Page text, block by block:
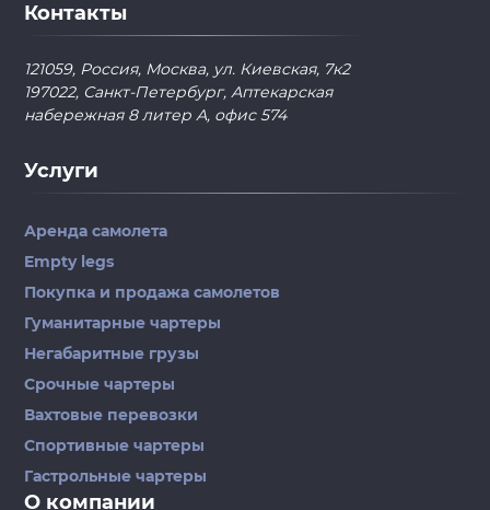
Контакты
121059, Россия, Москва, ул. Киевская, 7к2
197022, Санкт-Петербург, Аптекарская
набережная 8 литер А, офис 574
Услуги
Аренда самолета
Empty legs
Покупка и продажа самолетов
Гуманитарные чартеры
Негабаритные грузы
Срочные чартеры
Вахтовые перевозки
Спортивные чартеры
Гастрольные чартеры
О компании